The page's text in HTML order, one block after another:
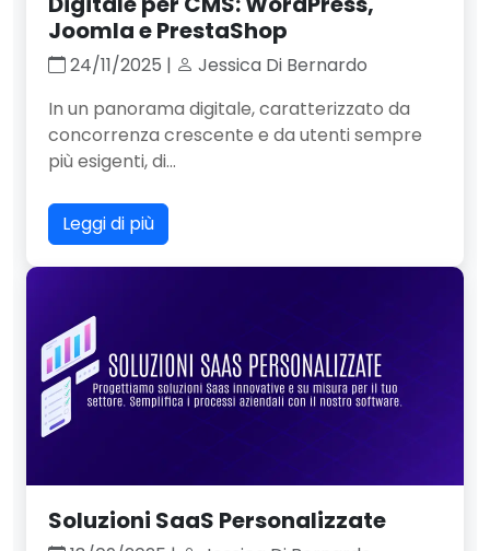
Joomla e PrestaShop
24/11/2025 |
Jessica Di Bernardo
In un panorama digitale, caratterizzato da
concorrenza crescente e da utenti sempre
più esigenti, di...
Leggi di più
Soluzioni SaaS Personalizzate